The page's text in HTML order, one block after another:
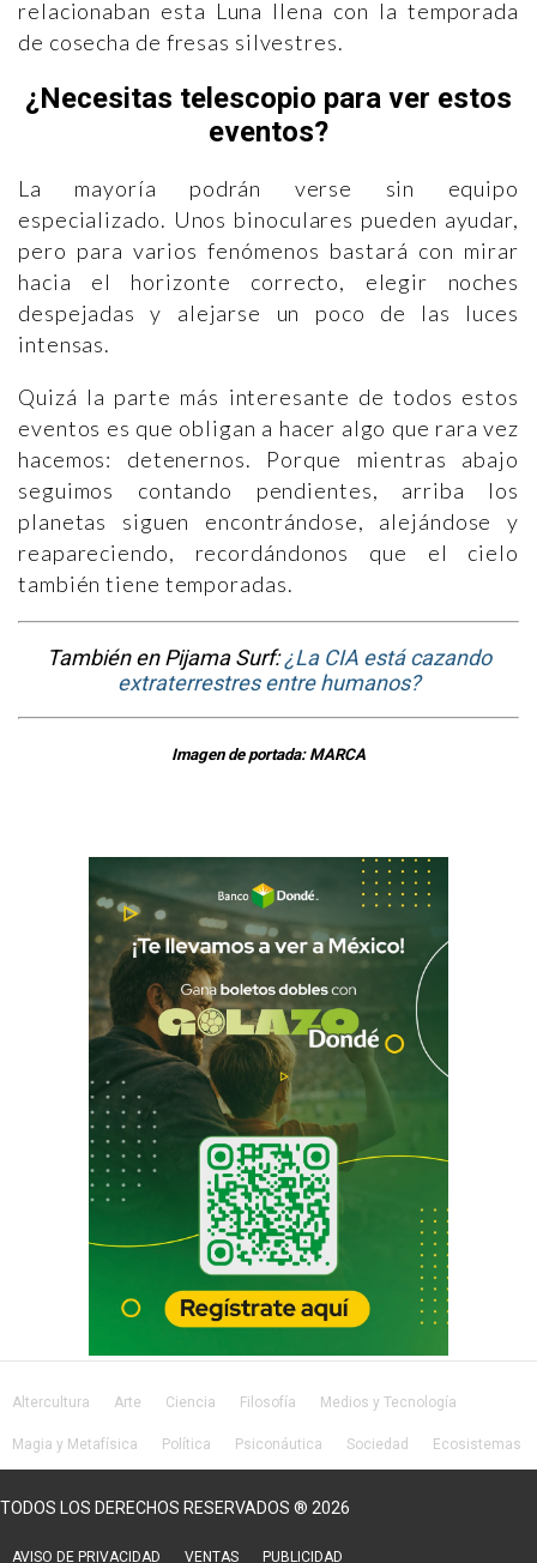
relacionaban esta Luna llena con la temporada
de cosecha de fresas silvestres.
¿Necesitas telescopio para ver estos
eventos?
La mayoría podrán verse sin equipo
especializado. Unos binoculares pueden ayudar,
pero para varios fenómenos bastará con mirar
hacia el horizonte correcto, elegir noches
despejadas y alejarse un poco de las luces
intensas.
Quizá la parte más interesante de todos estos
eventos es que obligan a hacer algo que rara vez
hacemos: detenernos. Porque mientras abajo
seguimos contando pendientes, arriba los
planetas siguen encontrándose, alejándose y
reapareciendo, recordándonos que el cielo
también tiene temporadas.
También en Pijama Surf:¿La CIA está cazando
extraterrestres entre humanos?
Imagen de portada: MARCA
Altercultura Arte Ciencia Filosofía Medios y Tecnología
Magia y Metafísica Política Psiconáutica Sociedad Ecosistemas
TODOS LOS DERECHOS RESERVADOS ® 2026
AVISO DE PRIVACIDAD VENTAS PUBLICIDAD